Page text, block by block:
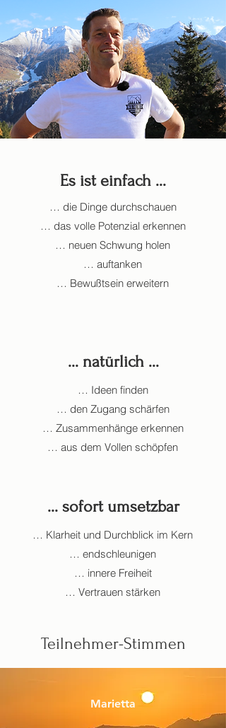
Es ist einfach ...
… die Dinge durchschauen
… das volle Potenzial erkennen
… neuen Schwung holen
… auftanken
… Bewußtsein erweitern
... natürlich ...
… Ideen finden
… den Zugang schärfen
… Zusammenhänge erkennen
… aus dem Vollen schöpfen
... sofort umsetzbar
… Klarheit und Durchblick im Kern
… endschleunigen
… innere Freiheit
… Vertrauen stärken
Teilnehmer-Stimmen
Marietta